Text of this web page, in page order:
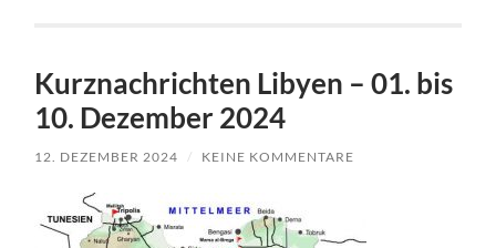
Kurznachrichten Libyen – 01. bis
10. Dezember 2024
12. DEZEMBER 2024 / KEINE KOMMENTARE